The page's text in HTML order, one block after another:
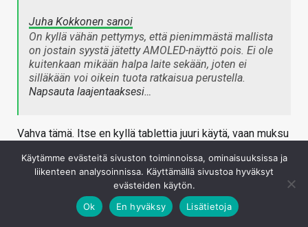
Juha Kokkonen sanoi
On kyllä vähän pettymys, että pienimmästä mallista
on jostain syystä jätetty AMOLED-näyttö pois. Ei ole
kuitenkaan mikään halpa laite sekään, joten ei
silläkään voi oikein tuota ratkaisua perustella.
Napsauta laajentaaksesi…
Vahva tämä. Itse en kyllä tablettia juuri käytä, vaan muksu
kun vanhassakin on Amoled…
Kirjaudu sisään vastataksesi
Käytämme evästeitä sivuston toiminnoissa, ominaisuuksissa ja
liikenteen analysoinnissa. Käyttämällä sivustoa hyväksyt
evästeiden käytön.
Ok
En hyväksy Lisätietoja